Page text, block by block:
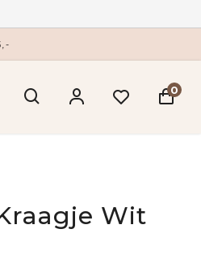
0
Wit